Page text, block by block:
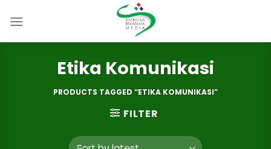
Etika Komunikasi
PRODUCTS TAGGED “ETIKA KOMUNIKASI”
FILTER